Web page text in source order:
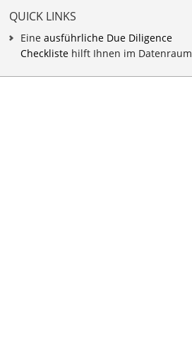
QUICK LINKS
Eine ausführliche Due Diligence
Checkliste hilft Ihnen im Datenraum